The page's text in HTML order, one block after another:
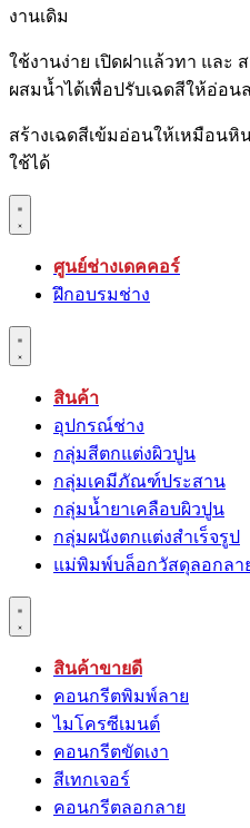
งานเดิม
ใช้งานง่าย เปิดฝาแล้วทา และ
ผสมน้ำได้เพื่อปรับเฉดสีให้อ่อน
สร้างเฉดสีเข้มอ่อนให้เหมือนหิ
ใช้ได้
ศูนย์ช่างเดคคอร์
ฝึกอบรมช่าง
สินค้า
อุปกรณ์ช่าง
กลุ่มสีตกแต่งผิวปูน
กลุ่มเคมีภัณฑ์ประสาน
กลุ่มนํ้ายาเคลือบผิวปูน
กลุ่มผนังตกแต่งสำเร็จรูป
แม่พิมพ์บล็อกวัสดุลอกลา
สินค้าขายดี
คอนกรีตพิมพ์ลาย
ไมโครซีเมนต์
คอนกรีตขัดเงา
สีเทกเจอร์
คอนกรีตลอกลาย